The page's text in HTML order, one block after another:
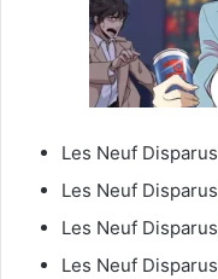
Les Neuf Disparus
Les Neuf Disparus
Les Neuf Disparus
Les Neuf Disparus